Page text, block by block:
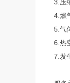
3.压
4.燃
5.气
6.热
7.发